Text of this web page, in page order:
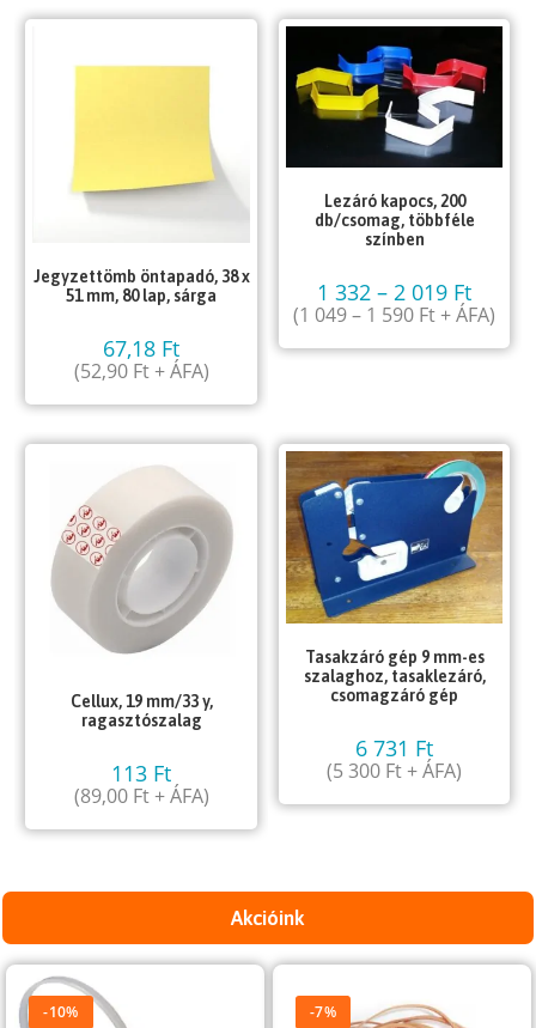
Jegyzettömb öntapadó, 38 x
51 mm, 80 lap, sárga
67,18 Ft
(52,90 Ft+ ÁFA)
Lezáró kapocs, 200
db/csomag, többféle
színben
1 332– 2 019 Ft
(1 049– 1 590 Ft+ ÁFA)
Cellux, 19 mm/33 y,
ragasztószalag
113 Ft
(89,00 Ft+ ÁFA)
Tasakzáró gép 9 mm-es
szalaghoz, tasaklezáró,
csomagzáró gép
6 731 Ft
(5 300 Ft+ ÁFA)
Akcióink
-10% -7%